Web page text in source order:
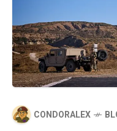
CONDORALEX